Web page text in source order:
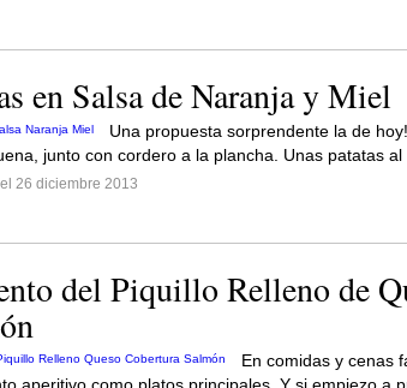
en Salsa de Naranja y Miel
Una propuesta sorprendente la de
junto con cordero a la plancha. Unas patatas
26 diciembre 2013
del Piquillo Relleno de
En comidas y cenas